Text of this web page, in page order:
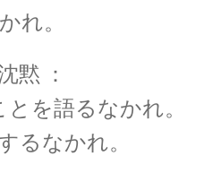
ぶ｜原爆開発推進・水爆
父】
れ。
黙 ：
を語るなかれ。
るなかれ。